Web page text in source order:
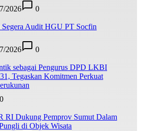
2026
0
Audit HGU PT Socfin
2026
0
sebagai Pengurus DPD LKBI
Tegaskan Komitmen Perkuat
0
RI Dukung Pemprov Sumut Dalam
di Objek Wisata